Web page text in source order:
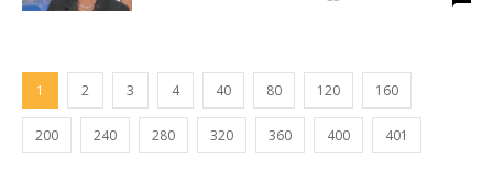
1 2 3 4 40 80 120 160
200 240 280 320 360 400 401